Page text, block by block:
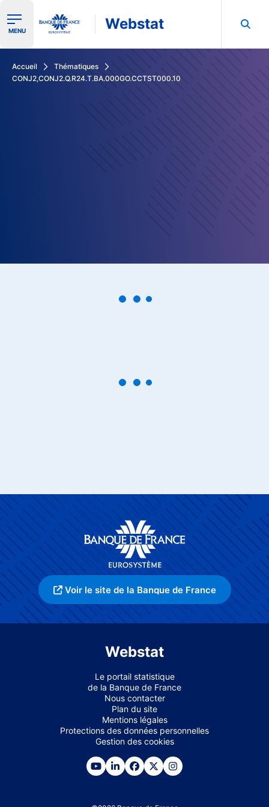
Ouvrir le menu de navigation
MENU Webstat
Accueil
Thématiques
CONJ2,CONJ2.Q.R24.T.BA.000GO.CCTST000.10
Voir le site de la Banque de France
Webstat
Le portail statistique
de la Banque de France
Nous contacter
Plan du site
Mentions légales
Protections des données personnelles
Gestion des cookies